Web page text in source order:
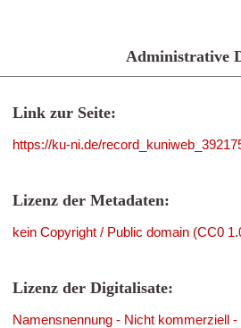
Administrative
Link zur Seite:
https://ku-ni.de/
Lizenz der Metadaten:
kein Copyright / Public domain (CC0
Lizenz der Digitalisate:
Namensnennung - Nicht kommerziell